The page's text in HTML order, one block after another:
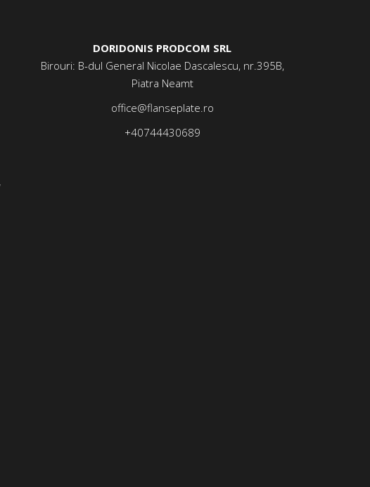
DORIDONIS PRODCOM SRL
Birouri: B-dul General Nicolae Dascalescu, nr.395B,
Piatra Neamt
office@flanseplate.ro
+40744430689